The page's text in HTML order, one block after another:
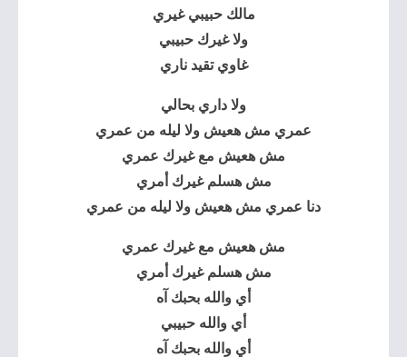
مالك حبيبي غيري
ولا غيرك حبيبي
غاوي تقيد ناري
ولا داري بحالي
عمري مش هعيش ولا ليله من عمري
مش هعيش مع غيرك عمري
مش هسلم غيرك أمري
دنا عمري مش هعيش ولا ليله من عمري
مش هعيش مع غيرك عمري
مش هسلم غيرك أمري
أي والله بحبك آه
أي والله حبيبي
أي والله بحبك آه